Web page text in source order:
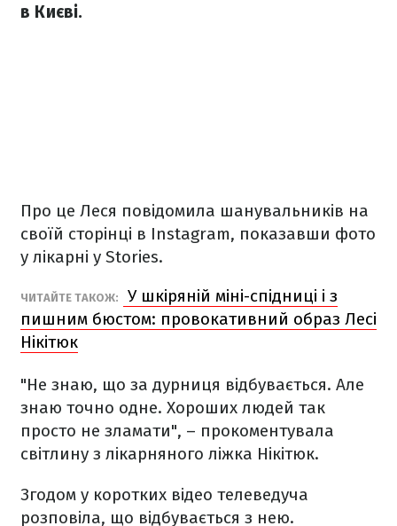
в Києві.
Про це Леся повідомила шанувальників на
своїй сторінці в Instagram, показавши фото
у лікарні у Stories.
ЧИТАЙТЕ ТАКОЖ:
У шкіряній міні-спідниці і з
пишним бюстом: провокативний образ Лесі
Нікітюк
"Не знаю, що за дурниця відбувається. Але
знаю точно одне. Хороших людей так
просто не зламати", – прокоментувала
світлину з лікарняного ліжка Нікітюк.
Згодом у коротких відео телеведуча
розповіла, що відбувається з нею.